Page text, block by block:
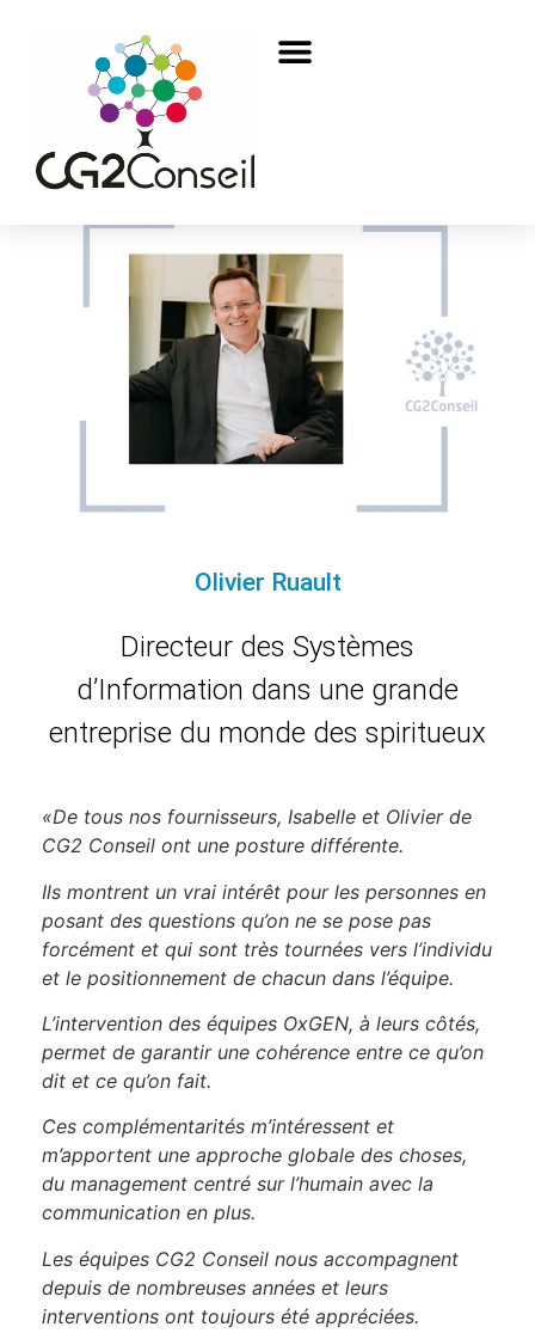
Olivier Ruault
Directeur des Systèmes
d’Information dans une grande
entreprise du monde des spiritueux
«De tous nos fournisseurs, Isabelle et Olivier de
CG2 Conseil ont une posture différente.
Ils montrent un vrai intérêt pour les personnes en
posant des questions qu’on ne se pose pas
forcément et qui sont très tournées vers l’individu
et le positionnement de chacun dans l’équipe.
L’intervention des équipes OxGEN, à leurs côtés,
permet de garantir une cohérence entre ce qu’on
dit et ce qu’on fait.
Ces complémentarités m’intéressent et
m’apportent une approche globale des choses,
du management centré sur l’humain avec la
communication en plus.
Les équipes CG2 Conseil nous accompagnent
depuis de nombreuses années et leurs
interventions ont toujours été appréciées.